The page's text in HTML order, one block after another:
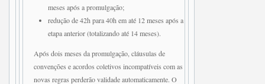
meses após a promulgação;
redução de 42h para 40h em até 12 meses após a
etapa anterior (totalizando até 14 meses).
Após dois meses da promulgação, cláusulas de
convenções e acordos coletivos incompatíveis com as
novas regras perderão validade automaticamente. O